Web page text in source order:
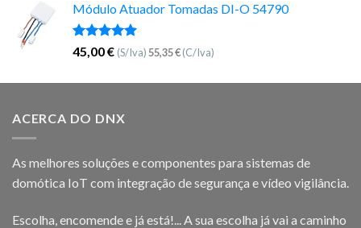
Módulo Atuador Tomadas DI-O 54790
Avaliação
5.00
de 5
45,00€ (S/Iva)55,35€(C/Iva)
ACERCA DO DNX
As melhores soluções e componentes para sistemas de
domótica IoT com integração de segurança e vídeo vigilância.
Escolha, encomende e já está!... A sua escolha já vai a caminho